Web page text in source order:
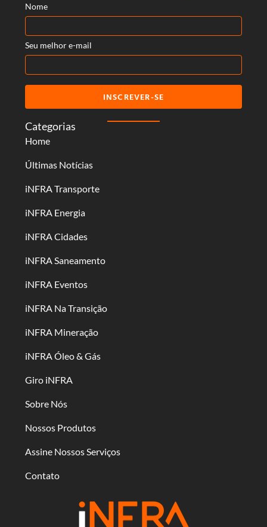
Categorias
Home
Últimas Notícias
iNFRA Transporte
iNFRA Energia
iNFRA Cidades
iNFRA Saneamento
iNFRA Eventos
iNFRA Na Transição
iNFRA Mineração
iNFRA Óleo & Gás
Giro iNFRA
Sobre Nós
Nossos Produtos
Assine Nossos Serviços
Contato
Nome
Seu melhor e-mail
INSCREVER-SE